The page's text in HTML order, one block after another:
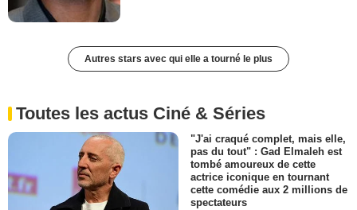
Autres stars avec qui elle a tourné le plus
Toutes les actus Ciné & Séries
"J'ai craqué complet, mais elle,
pas du tout" : Gad Elmaleh est
tombé amoureux de cette
actrice iconique en tournant
cette comédie aux 2 millions de
spectateurs